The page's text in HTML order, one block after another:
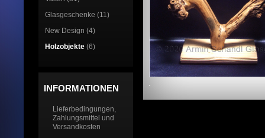
Glasgeschenke (11)
New Design (4)
Holzobjekte (6)
INFORMATIONEN
Lieferbedingungen,
Zahlungsmittel und
Versandkosten